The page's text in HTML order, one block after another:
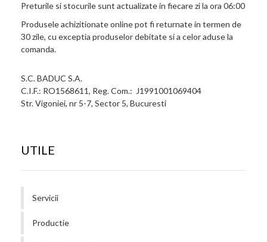
Preturile si stocurile sunt actualizate in fiecare zi la ora 06:00
Produsele achizitionate online pot fi returnate in termen de
30 zile, cu exceptia produselor debitate si a celor aduse la
comanda.
S.C. BADUC S.A.
C.I.F.: RO1568611, Reg. Com.: J1991001069404
Str. Vigoniei, nr 5-7, Sector 5, Bucuresti
UTILE
Servicii
Productie